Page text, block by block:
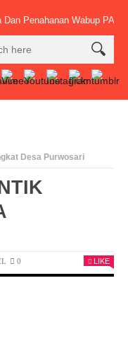
Dan Penahanan Wabup
Desa Purwosari
0 LIKE